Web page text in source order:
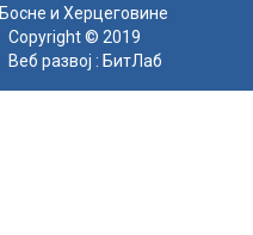
Босне и Херцеговине
Copyright © 2019
Веб развој : БитЛаб